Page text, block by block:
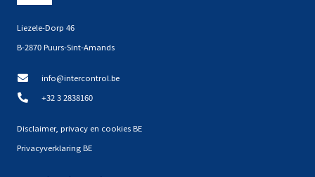
Liezele-Dorp 46
B-2870 Puurs-Sint-Amands
info@intercontrol.be
+32 3 2838160
Disclaimer, privacy en cookies BE
Privacyverklaring BE